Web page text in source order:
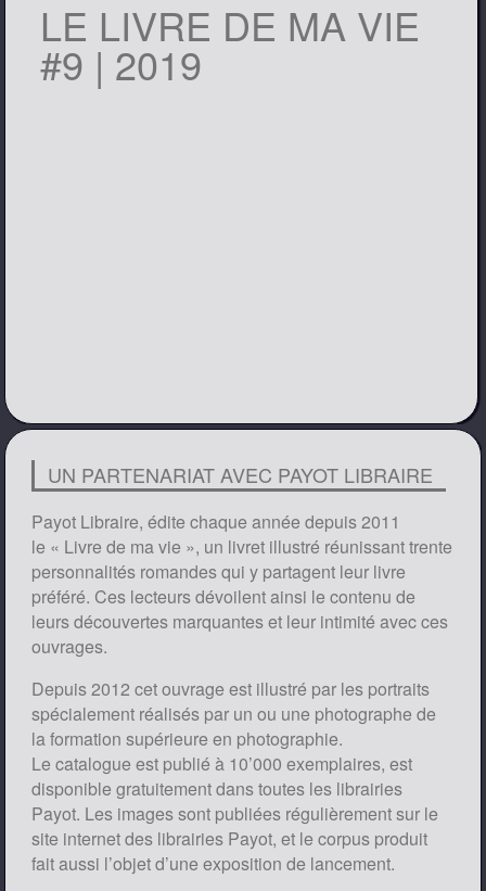
LE LIVRE DE MA VIE
#9 | 2019
UN PARTENARIAT AVEC PAYOT LIBRAIRE
Payot Libraire, édite chaque année depuis 2011
le « Livre de ma vie », un livret illustré réunissant trente
personnalités romandes qui y partagent leur livre
préféré. Ces lecteurs dévoilent ainsi le contenu de
leurs découvertes marquantes et leur intimité avec ces
ouvrages.
Depuis 2012 cet ouvrage est illustré par les portraits
spécialement réalisés par un ou une photographe de
la formation supérieure en photographie.
Le catalogue est publié à 10’000 exemplaires, est
disponible gratuitement dans toutes les librairies
Payot. Les images sont publiées régulièrement sur le
site internet des librairies Payot, et le corpus produit
fait aussi l’objet d’une exposition de lancement.